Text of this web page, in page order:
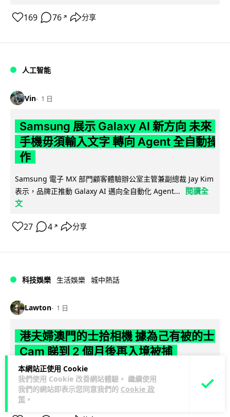
本網站正使用 Cookie
我們使用 Cookie 改善網站體驗。 繼續使用
我們的網站即表示您同意我們的 Cookie 政
策 。
169 76 ↗ 分享
人工智能
Vin 1 日
Samsung 展示 Galaxy AI 新方向 未來
手機毋須輸入文字 轉向 Agent 全自動操
作
Samsung 電子 MX 部門顧客體驗辦公室主管兼副總裁 Jay Kim
表示，品牌正推動 Galaxy AI 邁向全自動化 Agent...
閱讀全
文
27 4 ↗ 分享
科技娛樂 生活娛樂 城中熱話
Lawton 1 日
港夫婦澳門的士拾相機 據為己有被的士
Cam 睇到 2 個月後再入境被捕
一對香港夫婦今年 5 月遊澳門乘的士拾獲他人遺留相機及電
池，拾遺不報並帶返香港自用。兩人本月 2 日經港珠澳大橋再
次入境澳門時，被治安警察局...